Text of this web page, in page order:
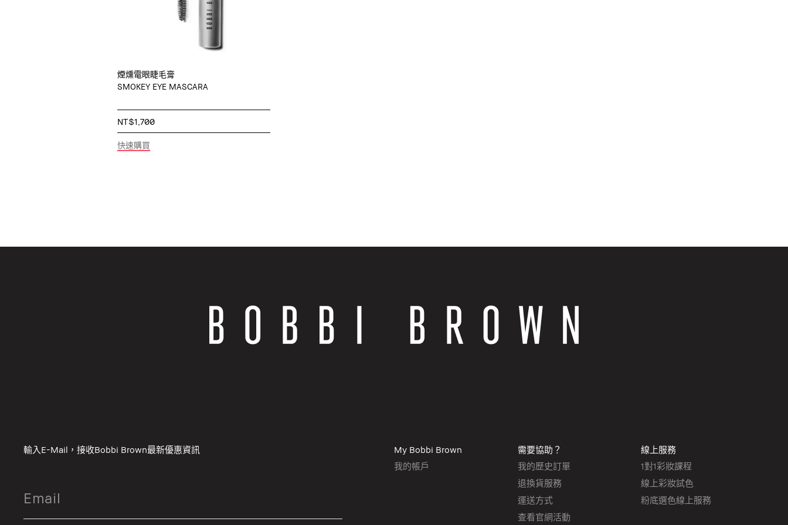
煙燻電眼睫毛膏
SMOKEY EYE MASCARA
NT$1,700
快速購買
輸入E-Mail，接收Bobbi Brown最新優惠資訊
My Bobbi Brown
我的帳戶
需要協助？
我的歷史訂單
退換貨服務
運送方式
查看官網活動
線上服務
1對1彩妝課程
線上彩妝試色
粉底選色線上服務